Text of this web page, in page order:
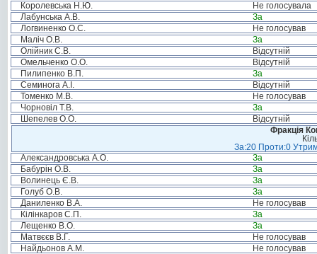
Королевська Н.Ю.
Не голосувала
Лабунська А.В.
За
Логвиненко О.С.
Не голосував
Маліч О.В.
За
Олійник С.В.
Відсутній
Омельченко О.О.
Відсутній
Пилипенко В.П.
За
Семинога А.І.
Відсутній
Томенко М.В.
Не голосував
Чорновіл Т.В.
За
Шепелев О.О.
Відсутній
Фракція
За:20 Проти:0
Александровська А.О.
За
Бабурін О.В.
За
Волинець Є.В.
За
Голуб О.В.
За
Даниленко В.А.
Не голосував
Кілінкаров С.П.
За
Лещенко В.О.
За
Матвєєв В.Г.
Не голосував
Найдьонов А.М.
Не голосував